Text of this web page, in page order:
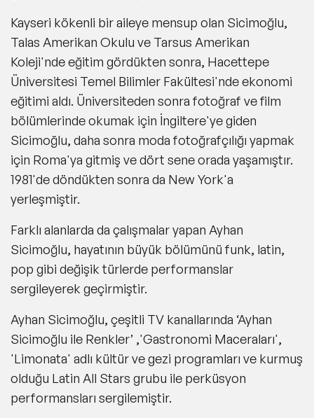
Kayseri kökenli bir aileye mensup olan Sicimoğlu,
Talas Amerikan Okulu ve Tarsus Amerikan
Koleji'nde eğitim gördükten sonra, Hacettepe
Üniversitesi Temel Bilimler Fakültesi'nde ekonomi
eğitimi aldı. Üniversiteden sonra fotoğraf ve film
bölümlerinde okumak için İngiltere'ye giden
Sicimoğlu, daha sonra moda fotoğrafçılığı yapmak
için Roma'ya gitmiş ve dört sene orada yaşamıştır.
1981'de döndükten sonra da New York'a
yerleşmiştir.
Farklı alanlarda da çalışmalar yapan Ayhan
Sicimoğlu, hayatının büyük bölümünü funk, latin,
pop gibi değişik türlerde performanslar
sergileyerek geçirmiştir.
Ayhan Sicimoğlu, çeşitli TV kanallarında ‘Ayhan
Sicimoğlu ile Renkler’ ,'Gastronomi Maceraları',
'Limonata' adlı kültür ve gezi programları ve kurmuş
olduğu Latin All Stars grubu ile perküsyon
performansları sergilemiştir.